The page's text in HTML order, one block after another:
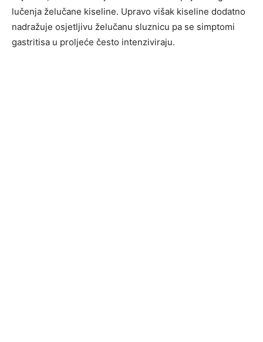
lučenja želučane kiseline. Upravo višak kiseline dodatno
nadražuje osjetljivu želučanu sluznicu pa se simptomi
gastritisa u proljeće često intenziviraju.